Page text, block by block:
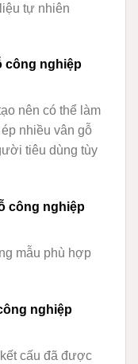
tự nhiên
công nghiệp
nên có thể làm
nhiều vân gỗ
tiêu dùng tùy
công nghiệp
mẫu phù hợp
nghiệp
cấu đã được